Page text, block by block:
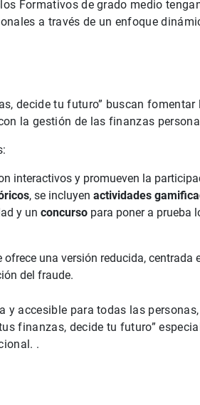
Formativos de grado medio
a través de un enfoque
decide tu futuro” buscan
la gestión de las finanzas
interactivos y promueven la
, se incluyen actividades
y un concurso para poner a prueba
ofrece una versión reducida, centrada
del fraude.
y accesible para todas las
finanzas, decide tu futuro”
.